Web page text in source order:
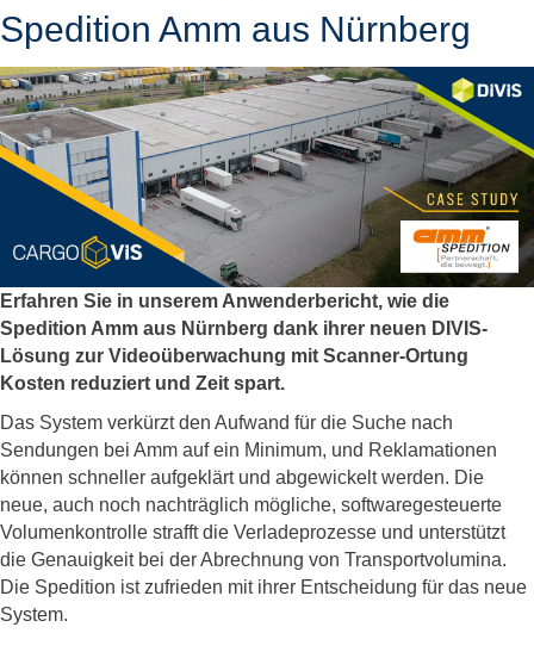
Spedition Amm aus Nürnberg
Erfahren Sie in unserem Anwenderbericht, wie die
Spedition Amm aus Nürnberg dank ihrer neuen DIVIS-
Lösung zur Videoüberwachung mit Scanner-Ortung
Kosten reduziert und Zeit spart.
Das System verkürzt den Aufwand für die Suche nach
Sendungen bei Amm auf ein Minimum, und Reklamationen
können schneller aufgeklärt und abgewickelt werden. Die
neue, auch noch nachträglich mögliche, softwaregesteuerte
Volumenkontrolle strafft die Verladeprozesse und unterstützt
die Genauigkeit bei der Abrechnung von Transportvolumina.
Die Spedition ist zufrieden mit ihrer Entscheidung für das neue
System.